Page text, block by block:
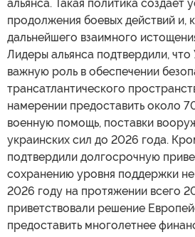
альянса. Такая политика создает
продолжения боевых действий и,
дальнейшего взаимного
Лидеры альянса подтвердили, что
важную роль в обеспечении
трансатлантического
намерении предоставить около
военную помощь, поставки
украинских сил до 2026 года.
подтвердили долгосрочную
сохранению уровня поддержки
2026 году на протяжении всего
приветствовали решение
предоставить многолетнее